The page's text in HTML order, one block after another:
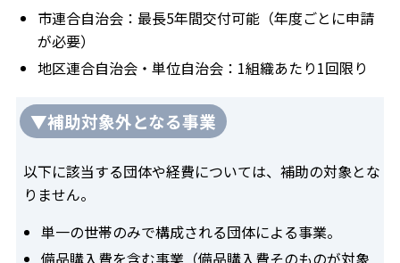
市連合自治会：最長5年間交付可能（年度ごとに申請
が必要）
地区連合自治会・単位自治会：1組織あたり1回限り
▼補助対象外となる事業
以下に該当する団体や経費については、補助の対象とな
りません。
単一の世帯のみで構成される団体による事業。
備品購入費を含む事業（備品購入費そのものが対象